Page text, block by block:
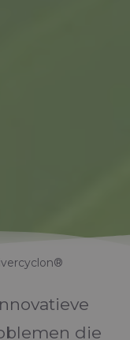
die